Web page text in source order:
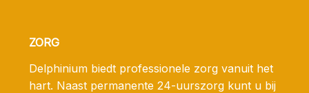
ZORG
Delphinium biedt professionele zorg vanuit het
hart. Naast permanente 24-uurszorg kunt u bij